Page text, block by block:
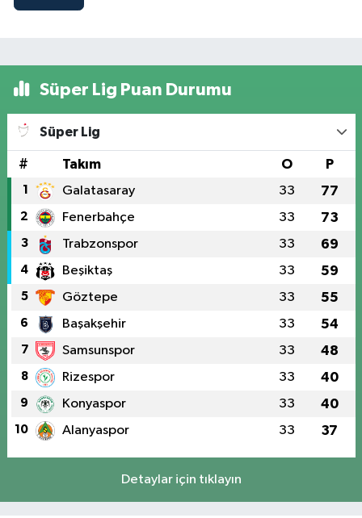
Süper Lig Puan Durumu
Süper Lig
# Takım O P
1 Galatasaray 33 77
2 Fenerbahçe 33 73
3 Trabzonspor 33 69
4 Beşiktaş 33 59
5 Göztepe 33 55
6 Başakşehir 33 54
7 Samsunspor 33 48
8 Rizespor 33 40
9 Konyaspor 33 40
10 Alanyaspor 33 37
Detaylar için tıklayın